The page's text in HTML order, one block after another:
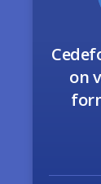
on